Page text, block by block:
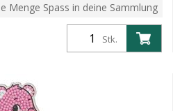
Menge Spass in deine Sammlung
Crystal Art Buddies Kits! Diese
nostalgisc...
Stk.